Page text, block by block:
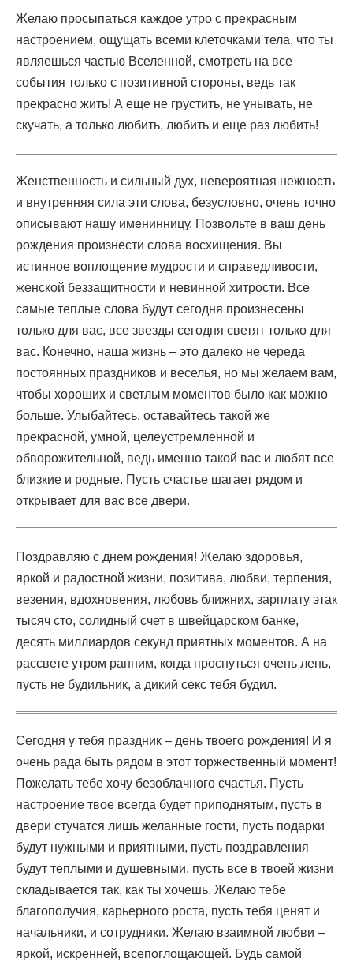
Желаю просыпаться каждое утро с прекрасным
настроением, ощущать всеми клеточками тела, что ты
являешься частью Вселенной, смотреть на все
события только с позитивной стороны, ведь так
прекрасно жить! А еще не грустить, не унывать, не
скучать, а только любить, любить и еще раз любить!
Женственность и сильный дух, невероятная нежность
и внутренняя сила эти слова, безусловно, очень точно
описывают нашу именинницу. Позвольте в ваш день
рождения произнести слова восхищения. Вы
истинное воплощение мудрости и справедливости,
женской беззащитности и невинной хитрости. Все
самые теплые слова будут сегодня произнесены
только для вас, все звезды сегодня светят только для
вас. Конечно, наша жизнь – это далеко не череда
постоянных праздников и веселья, но мы желаем вам,
чтобы хороших и светлым моментов было как можно
больше. Улыбайтесь, оставайтесь такой же
прекрасной, умной, целеустремленной и
обворожительной, ведь именно такой вас и любят все
близкие и родные. Пусть счастье шагает рядом и
открывает для вас все двери.
Поздравляю с днем рождения! Желаю здоровья,
яркой и радостной жизни, позитива, любви, терпения,
везения, вдохновения, любовь ближних, зарплату этак
тысяч сто, солидный счет в швейцарском банке,
десять миллиардов секунд приятных моментов. А на
рассвете утром ранним, когда проснуться очень лень,
пусть не будильник, а дикий секс тебя будил.
Сегодня у тебя праздник – день твоего рождения! И я
очень рада быть рядом в этот торжественный момент!
Пожелать тебе хочу безоблачного счастья. Пусть
настроение твое всегда будет приподнятым, пусть в
двери стучатся лишь желанные гости, пусть подарки
будут нужными и приятными, пусть поздравления
будут теплыми и душевными, пусть все в твоей жизни
складывается так, как ты хочешь. Желаю тебе
благополучия, карьерного роста, пусть тебя ценят и
начальники, и сотрудники. Желаю взаимной любви –
яркой, искренней, всепоглощающей. Будь самой